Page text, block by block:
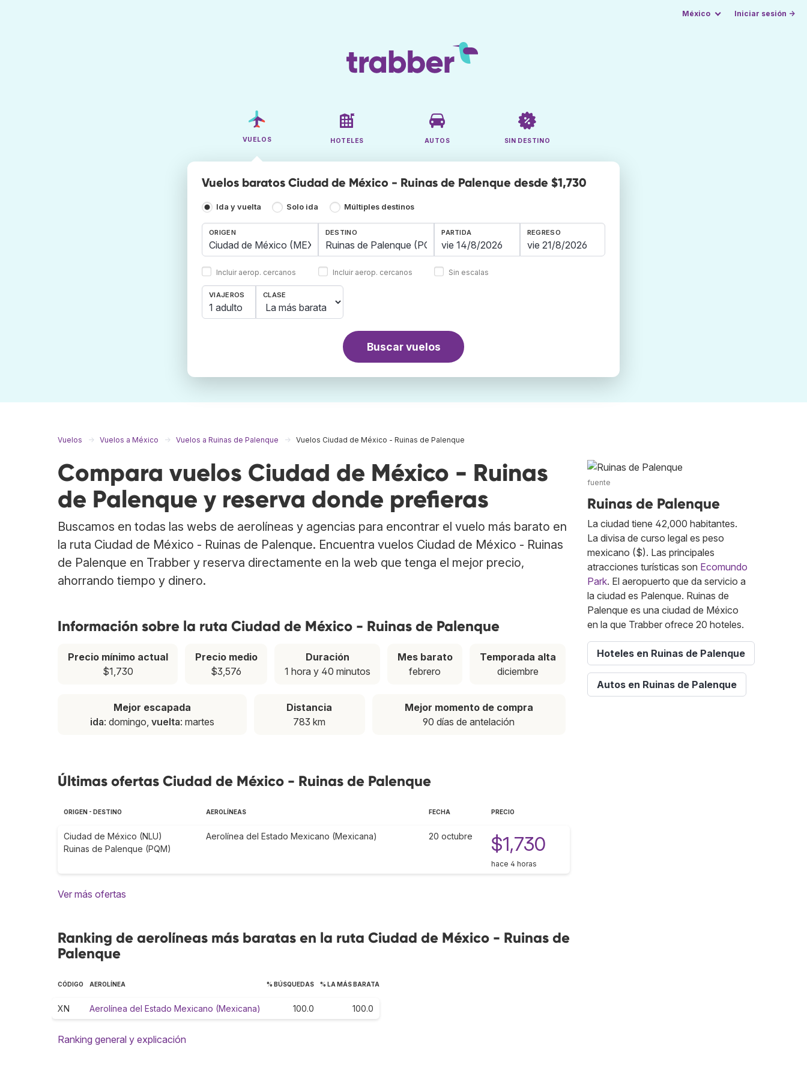
México Iniciar sesión →
VUELOS HOTELES AUTOS SIN DESTINO
Vuelos baratos Ciudad de México - Ruinas de Palenque desde $1,730
Ida y vuelta Solo ida Múltiples destinos
ORIGEN
Incluir aerop. cercanos
DESTINO
Incluir aerop. cercanos
PARTIDA REGRESO
Sin escalas
VIAJEROS
1 adulto
CLASE
Buscar vuelos
Vuelos Vuelos a México Vuelos a Ruinas de Palenque Vuelos Ciudad de México - Ruinas de Palenque
Compara vuelos Ciudad de México - Ruinas
de Palenque y reserva donde prefieras
Buscamos en todas las webs de aerolíneas y agencias para encontrar el vuelo más barato en
la ruta Ciudad de México - Ruinas de Palenque. Encuentra vuelos Ciudad de México - Ruinas
de Palenque en Trabber y reserva directamente en la web que tenga el mejor precio,
ahorrando tiempo y dinero.
Información sobre la ruta Ciudad de México - Ruinas de Palenque
Precio mínimo actual
$1,730
Precio medio
$3,576
Duración
1 hora y 40 minutos
Mes barato
febrero
Temporada alta
diciembre
Mejor escapada
ida: domingo,vuelta: martes
Distancia
783 km
Mejor momento de compra
90 días de antelación
Últimas ofertas Ciudad de México - Ruinas de Palenque
ORIGEN - DESTINO AEROLÍNEAS FECHA PRECIO
Ciudad de México (NLU)
Ruinas de Palenque (PQM)
Aerolínea del Estado Mexicano (Mexicana) 20 octubre $1,730
hace 4 horas
Ver más ofertas
Ranking de aerolíneas más baratas en la ruta Ciudad de México - Ruinas de
Palenque
CÓDIGO AEROLÍNEA % BÚSQUEDAS % LA MÁS BARATA
XN Aerolínea del Estado Mexicano (Mexicana) 100.0 100.0
Ranking general y explicación
fuente
Ruinas de Palenque
La ciudad tiene 42,000 habitantes.
La divisa de curso legal es peso
mexicano ($). Las principales
atracciones turísticas son Ecomundo
Park. El aeropuerto que da servicio a
la ciudad es Palenque. Ruinas de
Palenque es una ciudad de México
en la que Trabber ofrece 20 hoteles.
Hoteles en Ruinas de Palenque
Autos en Ruinas de Palenque